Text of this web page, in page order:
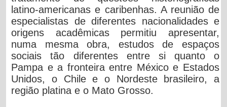
latino-americanas e caribenhas. A reunião de
especialistas de diferentes nacionalidades e
origens acadêmicas permitiu apresentar,
numa mesma obra, estudos de espaços
sociais tão diferentes entre si quanto o
Pampa e a fronteira entre México e Estados
Unidos, o Chile e o Nordeste brasileiro, a
região platina e o Mato Grosso.